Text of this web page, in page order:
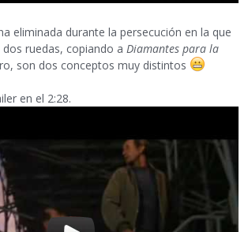
eliminada durante la persecución en la que
ruedas, copiando a Diamantes para la
son dos conceptos muy distintos
en el 2:28.